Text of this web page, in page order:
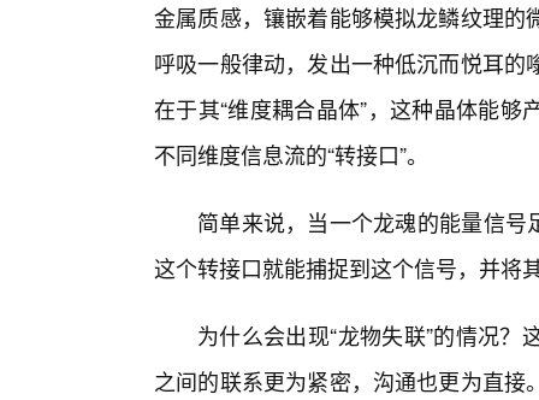
金属质感，镶嵌着能够模拟龙鳞纹理
呼吸一般律动，发出一种低沉而悦耳
在于其“维度耦合晶体”，这种晶体能
不同维度信息流的“转接口”。
简单来说，当一个龙魂的能量信
这个转接口就能捕捉到这个信号，并将
为什么会出现“龙物失联”的情况
之间的联系更为紧密，沟通也更为直